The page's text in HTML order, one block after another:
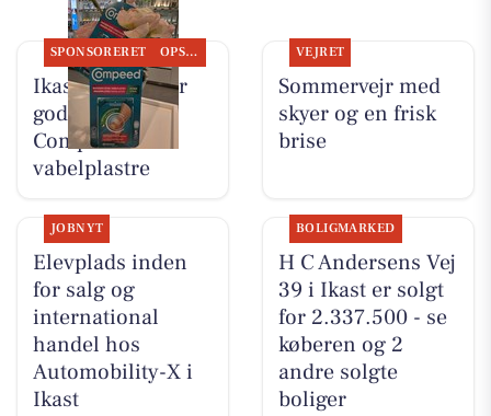
SPONSORERET OPSLAGSTAVLEN
Ikast Apotek har
god pris på
Compeed
vabelplastre
VEJRET
Sommervejr med
skyer og en frisk
brise
JOBNYT
Elevplads inden
for salg og
international
handel hos
Automobility-X i
Ikast
BOLIGMARKED
H C Andersens Vej
39 i Ikast er solgt
for 2.337.500 - se
køberen og 2
andre solgte
boliger